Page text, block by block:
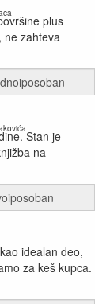
plus
ne zahteva
Stan je
na
idealan deo,
za keš kupca.